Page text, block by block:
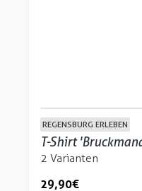
REGENSBURG ERLEBEN
T-Shirt
2 Varianten
29,90 €